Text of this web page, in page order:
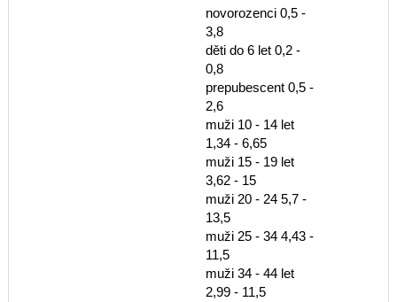
novorozenci 0,5 -
3,8
děti do 6 let 0,2 -
0,8
prepubescent 0,5 -
2,6
muži 10 - 14 let
1,34 - 6,65
muži 15 - 19 let
3,62 - 15
muži 20 - 24 5,7 -
13,5
muži 25 - 34 4,43 -
11,5
muži 34 - 44 let
2,99 - 11,5